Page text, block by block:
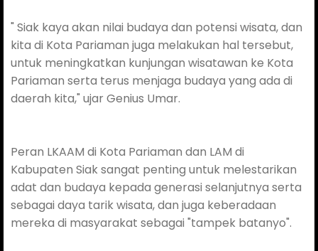
" Siak kaya akan nilai budaya dan potensi wisata, dan
kita di Kota Pariaman juga melakukan hal tersebut,
untuk meningkatkan kunjungan wisatawan ke Kota
Pariaman serta terus menjaga budaya yang ada di
daerah kita," ujar Genius Umar.
Peran LKAAM di Kota Pariaman dan LAM di
Kabupaten Siak sangat penting untuk melestarikan
adat dan budaya kepada generasi selanjutnya serta
sebagai daya tarik wisata, dan juga keberadaan
mereka di masyarakat sebagai "tampek batanyo".